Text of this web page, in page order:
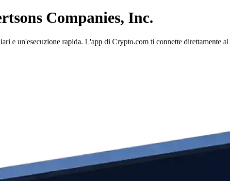
Companies, Inc.
e un'esecuzione rapida. L'app di Crypto.com ti connette direttamente